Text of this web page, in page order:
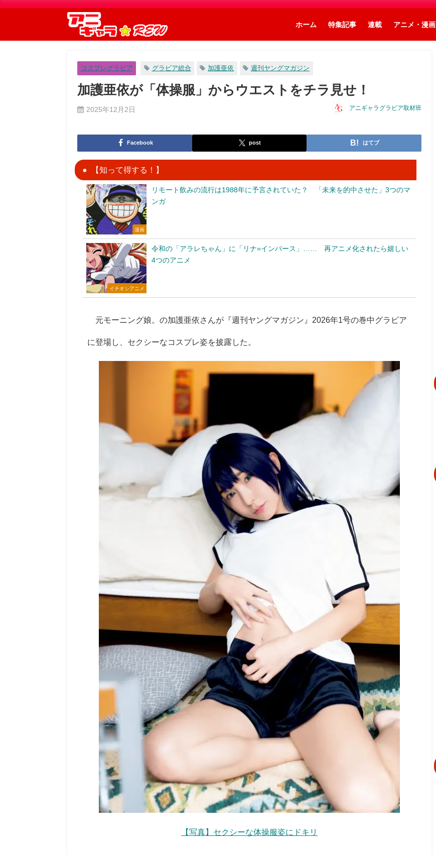
ホーム 特集記事 連載 アニメ・漫画
コスプレグラビア グラビア総合 加護亜依 週刊ヤングマガジン
加護亜依が「体操服」からウエストをチラ見せ！
2025年12月2日 アニギャラグラビア取材班
Facebook post はてブ
【知って得する！】
漫画
リモート飲みの流行は1988年に予言されていた？ 「未来を的中させた」3つのマ
ンガ
イチオシアニメ
令和の「アラレちゃん」に「リナ=インバース」…… 再アニメ化されたら嬉しい
4つのアニメ
元モーニング娘。の加護亜依さんが『週刊ヤングマガジン』2026年1号の巻中グラビア
に登場し、セクシーなコスプレ姿を披露した。
【写真】セクシーな体操服姿にドキリ